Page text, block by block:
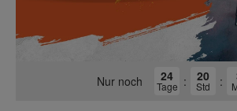
Nur noch 24
Tage : 20
Std :